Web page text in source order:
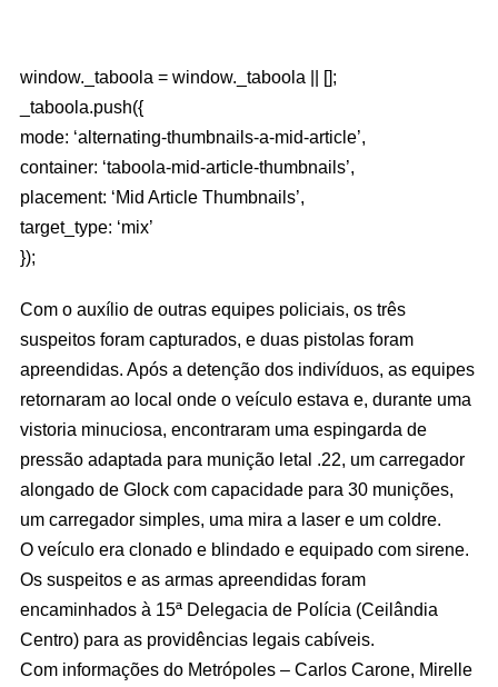
window._taboola = window._taboola || [];
_taboola.push({
mode: ‘alternating-thumbnails-a-mid-article’,
container: ‘taboola-mid-article-thumbnails’,
placement: ‘Mid Article Thumbnails’,
target_type: ‘mix’
});
Com o auxílio de outras equipes policiais, os três
suspeitos foram capturados, e duas pistolas foram
apreendidas. Após a detenção dos indivíduos, as equipes
retornaram ao local onde o veículo estava e, durante uma
vistoria minuciosa, encontraram uma espingarda de
pressão adaptada para munição letal .22, um carregador
alongado de Glock com capacidade para 30 munições,
um carregador simples, uma mira a laser e um coldre.
O veículo era clonado e blindado e equipado com sirene.
Os suspeitos e as armas apreendidas foram
encaminhados à 15ª Delegacia de Polícia (Ceilândia
Centro) para as providências legais cabíveis.
Com informações do Metrópoles – Carlos Carone, Mirelle